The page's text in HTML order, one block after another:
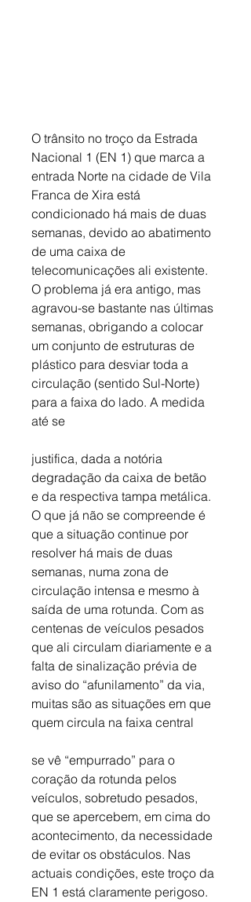
O trânsito no troço da Estrada
Nacional 1 (EN 1) que marca a
entrada Norte na cidade de Vila
Franca de Xira está
condicionado há mais de duas
semanas, devido ao abatimento
de uma caixa de
telecomunicações ali existente.
O problema já era antigo, mas
agravou-se bastante nas últimas
semanas, obrigando a colocar
um conjunto de estruturas de
plástico para desviar toda a
circulação (sentido Sul-Norte)
para a faixa do lado. A medida
até se
justifica, dada a notória
degradação da caixa de betão
e da respectiva tampa metálica.
O que já não se compreende é
que a situação continue por
resolver há mais de duas
semanas, numa zona de
circulação intensa e mesmo à
saída de uma rotunda. Com as
centenas de veículos pesados
que ali circulam diariamente e a
falta de sinalização prévia de
aviso do “afunilamento” da via,
muitas são as situações em que
quem circula na faixa central
se vê “empurrado” para o
coração da rotunda pelos
veículos, sobretudo pesados,
que se apercebem, em cima do
acontecimento, da necessidade
de evitar os obstáculos. Nas
actuais condições, este troço da
EN 1 está claramente perigoso.